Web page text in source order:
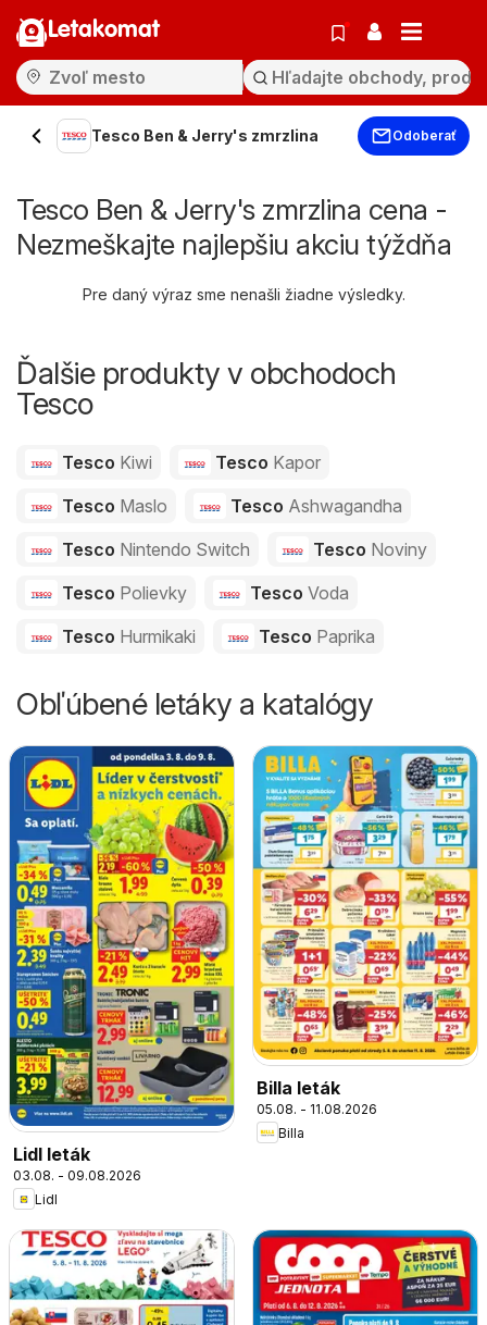
Letakomat
Tesco Ben & Jerry's zmrzlina Odoberať
Tesco Ben & Jerry's zmrzlina cena -
Nezmeškajte najlepšiu akciu týždňa
Pre daný výraz sme nenašli žiadne výsledky.
Ďalšie produkty v obchodoch
Tesco
Tesco Kiwi Tesco Kapor
Tesco Maslo Tesco Ashwagandha
Tesco Nintendo Switch Tesco Noviny
Tesco Polievky Tesco Voda
Tesco Hurmikaki Tesco Paprika
Obľúbené letáky a katalógy
Lidl leták
03.08. - 09.08.2026
Lidl
Billa leták
05.08. - 11.08.2026
Billa